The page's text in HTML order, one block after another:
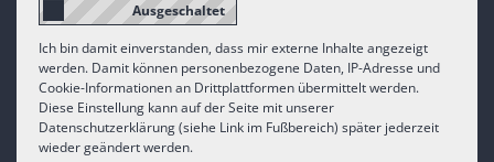
Ich bin damit einverstanden, dass mir externe Inhalte angezeigt
werden. Damit können personenbezogene Daten, IP-Adresse und
Cookie-Informationen an Drittplattformen übermittelt werden.
Diese Einstellung kann auf der Seite mit unserer
Datenschutzerklärung (siehe Link im Fußbereich) später jederzeit
wieder geändert werden.